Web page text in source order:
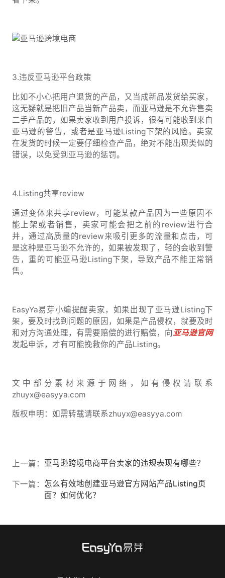
3.违反亚马逊平台政策
比如不小心把用户退货的产品，又当成新品发货给买家，
这无疑就是把旧产品当新产品卖，而亚马逊是不允许售卖
二手产品的，如果卖家收到用户投诉，很有可能收到来自
亚马逊的警告，或者是亚马逊Listing下架的风险。卖家
在发货的时候一定要仔细检查产品，绝对不能出现类似的
错误，以免受到亚马逊的惩罚。
4.Listing共享review
通过变体来共享review，可能某款产品因为一些原因不
能上架或者销售，卖家可能会把之前的review进行合
并，通过高质量的review来吸引更多的流量和点击，可
是这种是亚马逊不允许的，如果被发现了，轻的会收到警
告，重的可能亚马逊Listing下架，导致产品不能正常销
售。
EasyYa易芽小编提醒卖家，如果出现了亚马逊Listing下
架，要及时找到问题的原因，如果是产品侵权，就要及时
和对方沟通处理，有需要赔偿的进行赔偿，向亚马逊官网
发起申诉，才有可能挽救你的产品Listing。
文中部分素材来源于网络，如有侵权请联系
zhuyx@easyya.com
版权申明：如需转载请联系zhuyx@easyya.com
上一篇： 亚马逊跨境电商平台卖家的违规表现有哪些？
下一篇： 怎么有效地创建亚马逊官方网站产品Listing页
面？如何优化？